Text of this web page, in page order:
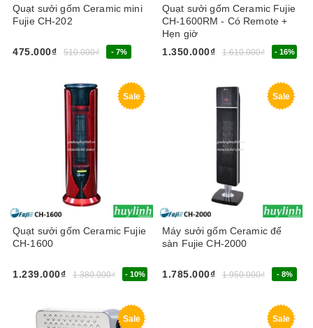
Quạt sưởi gốm Ceramic mini
Fujie CH-202
475.000₫ 510.000₫ - 7%
Quạt sưởi gốm Ceramic Fujie
CH-1600RM - Có Remote +
Hẹn giờ
1.350.000₫
1.610.000₫ - 16%
Sale
Quạt sưởi gốm Ceramic Fujie
CH-1600
1.239.000₫ 1.380.000₫ - 10%
Sale
Máy sưởi gốm Ceramic để
sàn Fujie CH-2000
1.785.000₫ 1.950.000₫ - 8%
Sale Sale